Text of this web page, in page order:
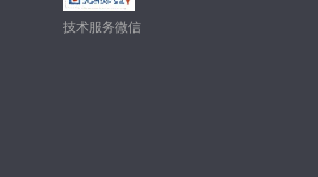
技术服务微信